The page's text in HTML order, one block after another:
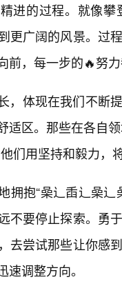
进的过程。就像
更广阔的风景。过
前，每一步的🔥努力
，体现在我们不断
适区。那些在各自
们用坚持和毅力，
拥抱“喿辶臿辶喿
不要停止探索。勇
去尝试那些让你感
速调整方向。